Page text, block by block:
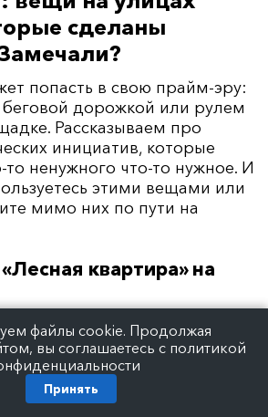
сделаны
попасть в свою прайм-эру:
беговой дорожкой или рулем
Рассказываем про
инициатив, которые
то ненужного что-то нужное. И
этими вещами или
мимо них по пути на
квартира» на
в Московском районе
файлы cookie. Продолжая
вы соглашаетесь с политикой
Принять